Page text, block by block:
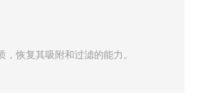
，恢复其吸附和过滤的能力。